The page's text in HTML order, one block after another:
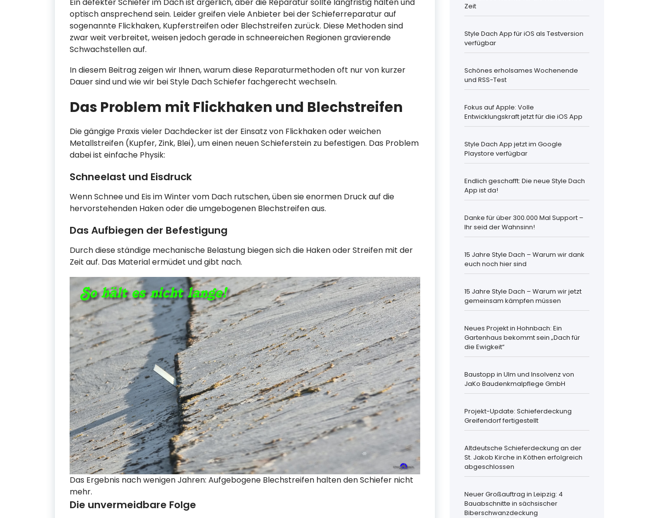
optisch ansprechend sein. Leider greifen viele Anbieter bei der Schieferreparatur auf
sogenannte Flickhaken, Kupferstreifen oder Blechstreifen zurück. Diese Methoden sind
zwar weit verbreitet, weisen jedoch gerade in schneereichen Regionen gravierende
Schwachstellen auf.
In diesem Beitrag zeigen wir Ihnen, warum diese Reparaturmethoden oft nur von kurzer
Dauer sind und wie wir bei Style Dach Schiefer fachgerecht wechseln.
Das Problem mit Flickhaken und Blechstreifen
Die gängige Praxis vieler Dachdecker ist der Einsatz von Flickhaken oder weichen
Metallstreifen (Kupfer, Zink, Blei), um einen neuen Schieferstein zu befestigen. Das Problem
dabei ist einfache Physik:
Schneelast und Eisdruck
Wenn Schnee und Eis im Winter vom Dach rutschen, üben sie enormen Druck auf die
hervorstehenden Haken oder die umgebogenen Blechstreifen aus.
Das Aufbiegen der Befestigung
Durch diese ständige mechanische Belastung biegen sich die Haken oder Streifen mit der
Zeit auf. Das Material ermüdet und gibt nach.
Das Ergebnis nach wenigen Jahren: Aufgebogene Blechstreifen halten den Schiefer nicht
mehr.
Die unvermeidbare Folge
Zeit
Style Dach App für iOS als Testversion
verfügbar
Schönes erholsames Wochenende
und RSS-Test
Fokus auf Apple: Volle
Entwicklungskraft jetzt für die iOS App
Style Dach App jetzt im Google
Playstore verfügbar
Endlich geschafft: Die neue Style Dach
App ist da!
Danke für über 300.000 Mal Support –
Ihr seid der Wahnsinn!
15 Jahre Style Dach – Warum wir dank
euch noch hier sind
15 Jahre Style Dach – Warum wir jetzt
gemeinsam kämpfen müssen
Neues Projekt in Hohnbach: Ein
Gartenhaus bekommt sein „Dach für
die Ewigkeit“
Baustopp in Ulm und Insolvenz von
JaKo Baudenkmalpflege GmbH
Projekt-Update: Schieferdeckung
Greifendorf fertigestellt
Altdeutsche Schieferdeckung an der
St. Jakob Kirche in Köthen erfolgreich
abgeschlossen
Neuer Großauftrag in Leipzig: 4
Bauabschnitte in sächsischer
Biberschwanzdeckung